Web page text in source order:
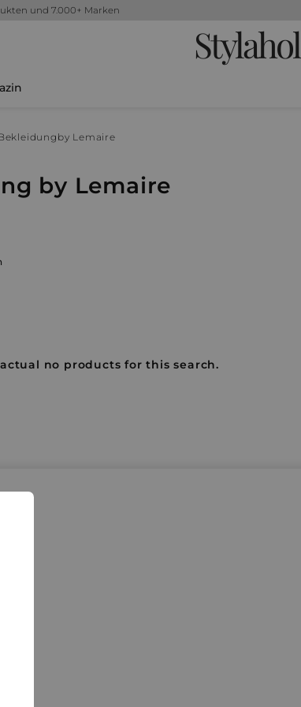
und 7.000+ Marken
by Lemaire
by Lemaire
no products for this search.